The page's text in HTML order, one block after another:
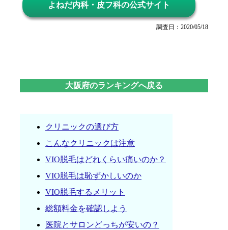
よねだ内科・皮フ科の公式サイト
調査日：2020/05/18
大阪府のランキングへ戻る
クリニックの選び方
こんなクリニックは注意
VIO脱毛はどれくらい痛いのか？
VIO脱毛は恥ずかしいのか
VIO脱毛するメリット
総額料金を確認しよう
医院とサロンどっちが安いの？